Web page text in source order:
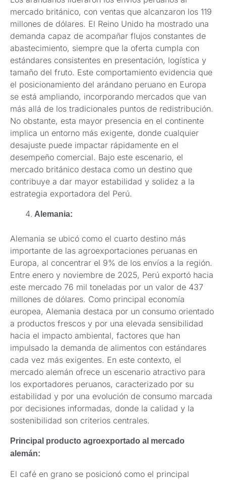
mercado británico, con ventas que alcanzaron los 119
millones de dólares. El Reino Unido ha mostrado una
demanda capaz de acompañar flujos constantes de
abastecimiento, siempre que la oferta cumpla con
estándares consistentes en presentación, logística y
tamaño del fruto. Este comportamiento evidencia que
el posicionamiento del arándano peruano en Europa
se está ampliando, incorporando mercados que van
más allá de los tradicionales puntos de redistribución.
No obstante, esta mayor presencia en el continente
implica un entorno más exigente, donde cualquier
desajuste puede impactar rápidamente en el
desempeño comercial. Bajo este escenario, el
mercado británico destaca como un destino que
contribuye a dar mayor estabilidad y solidez a la
estrategia exportadora del Perú.
Alemania:
Alemania se ubicó como el cuarto destino más
importante de las agroexportaciones peruanas en
Europa, al concentrar el 9% de los envíos a la región.
Entre enero y noviembre de 2025, Perú exportó hacia
este mercado 76 mil toneladas por un valor de 437
millones de dólares. Como principal economía
europea, Alemania destaca por un consumo orientado
a productos frescos y por una elevada sensibilidad
hacia el impacto ambiental, factores que han
impulsado la demanda de alimentos con estándares
cada vez más exigentes. En este contexto, el
mercado alemán ofrece un escenario atractivo para
los exportadores peruanos, caracterizado por su
estabilidad y por una evolución de consumo marcada
por decisiones informadas, donde la calidad y la
sostenibilidad son criterios centrales.
Principal producto agroexportado al mercado
alemán:
El café en grano se posicionó como el principal